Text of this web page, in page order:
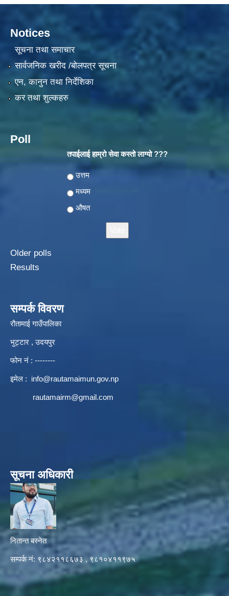
Notices
सूचना तथा समाचार
सार्वजनिक खरीद /बोलपत्र सूचना
एन, कानुन तथा निर्देशिका
कर तथा शुल्कहरु
Poll
तपाईलाई हाम्रो सेवा कस्तो लाग्यो ???
Choices
उत्तम
मध्यम
औषत
Older polls
Results
सम्पर्क विवरण
रौतामाई गाउँपालिका
भुट्टार , उदयपुर
फोन नं : --------
इमेल : info@rautamaimun.gov.np
rautamairm@gmail.com
सूचना अधिकारी
नितान्त बस्नेत
सम्पर्क नं: ९८४२११८६७३ , ९८१०४११९७५